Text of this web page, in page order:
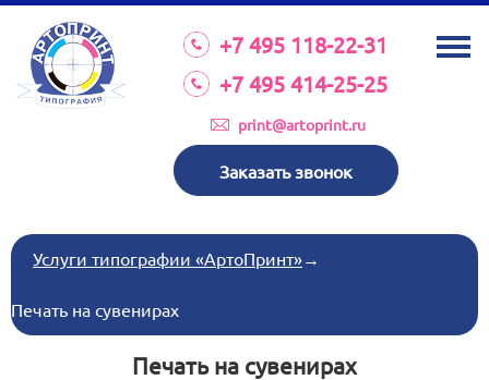
+7 495 118-22-31
+7 495 414-25-25
print@artoprint.ru
Заказать звонок
О КОМПАНИИ
УСЛУГИ
КАТАЛОГ
ТРЕБОВАНИЯ К МАКЕТАМ
НОВОСТИ
КОНТАКТЫ
Услуги типографии «АртоПринт»→
Печать на сувенирах
Печать на сувенирах